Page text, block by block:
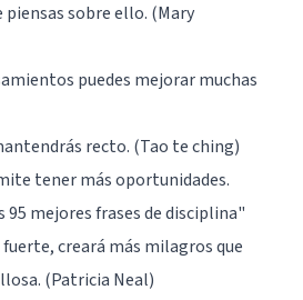
sobre ello. (Mary
puedes mejorar muchas
recto. (Tao te ching)
tener más oportunidades.
95 mejores frases de disciplina"
creará más milagros que
(Patricia Neal)